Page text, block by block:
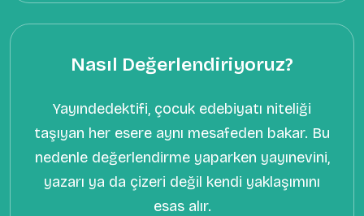
Nasıl Değerlendiriyoruz?
Yayındedektifi, çocuk edebiyatı niteliği
taşıyan her esere aynı mesafeden bakar. Bu
nedenle değerlendirme yaparken yayınevini,
yazarı ya da çizeri değil kendi yaklaşımını
esas alır.